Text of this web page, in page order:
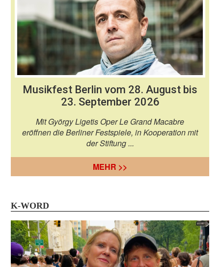
Musikfest Berlin vom 28. August bis
23. September 2026
Mit György Ligetis Oper Le Grand Macabre
eröffnen die Berliner Festspiele, in Kooperation mit
der Stiftung ...
MEHR >>
K-WORD